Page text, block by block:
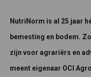
NutriNorm is al 25 jaar
bemesting en bodem.
zijn voor agrariërs en
meent eigenaar OCI